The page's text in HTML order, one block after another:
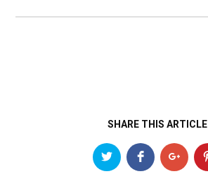
SHARE THIS ARTICLE